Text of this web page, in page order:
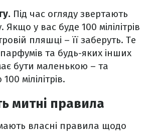
Під час огляду звертають
Якщо у вас буде 100 мілілітрів
пляшці – її заберуть. Те
та будь-яких інших
бути маленькою – та
мілілітрів.
митні правила
мають власні правила щодо